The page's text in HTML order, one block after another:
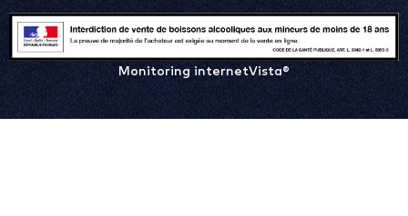
Monitoring internetVista®